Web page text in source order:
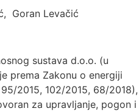
Goran Levačić
sustava d.o.o. (u
prema Zakonu o energiji
2015, 102/2015, 68/2018),
za upravljanje, pogon i